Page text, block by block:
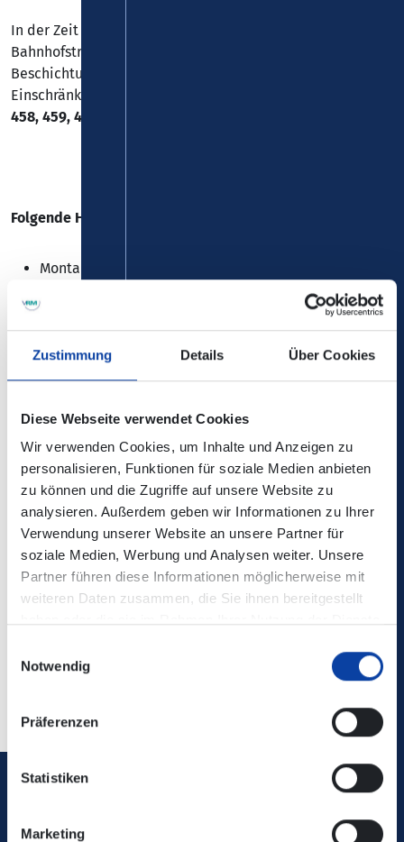
Zustimmung Details Über Cookies
Diese Webseite verwendet Cookies
Wir verwenden Cookies, um Inhalte und Anzeigen zu
personalisieren, Funktionen für soziale Medien anbieten
zu können und die Zugriffe auf unsere Website zu
analysieren. Außerdem geben wir Informationen zu Ihrer
Verwendung unserer Website an unsere Partner für
soziale Medien, Werbung und Analysen weiter. Unsere
Partner führen diese Informationen möglicherweise mit
weiteren Daten zusammen, die Sie ihnen bereitgestellt
Notwendig
Präferenzen
Statistiken
Marketing
In der Zeit vom 31. Juli bis 17. August wird die
Bahnhofstraße in Montabaur aufgrund von
Beschichtungsarbeiten gesperrt. Es kommt zu
Einschränkungen bei den
458, 459, 460, 463, 464, 469, 477, 481, 482, N46 und N49
Folgende Haltestelle kann nicht bedient werden:
Montabaur, "Bahnhofstraße"
Die Änderungen sind nicht in der elektronischen
Kontaktdaten / zuständige Verkehrsunternehmen:
Fahrplanänderungen - ww-mobility
Startseite
Schul- & Linienverkehr - Griesar Reisen